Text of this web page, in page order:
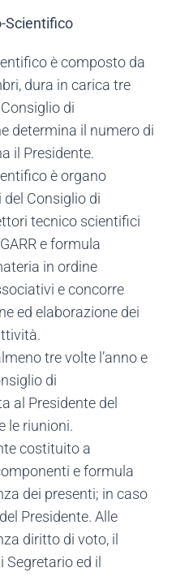
Scientifico
è composto da
dura in carica tre
di
determina il numero di
il Presidente.
è organo
Consiglio di
tecnico scientifici
e formula
in ordine
e concorre
ed elaborazione dei
tre volte l’anno e
di
al Presidente del
le riunioni.
costituito a
e formula
dei presenti; in caso
Presidente. Alle
diritto di voto, il
ed il